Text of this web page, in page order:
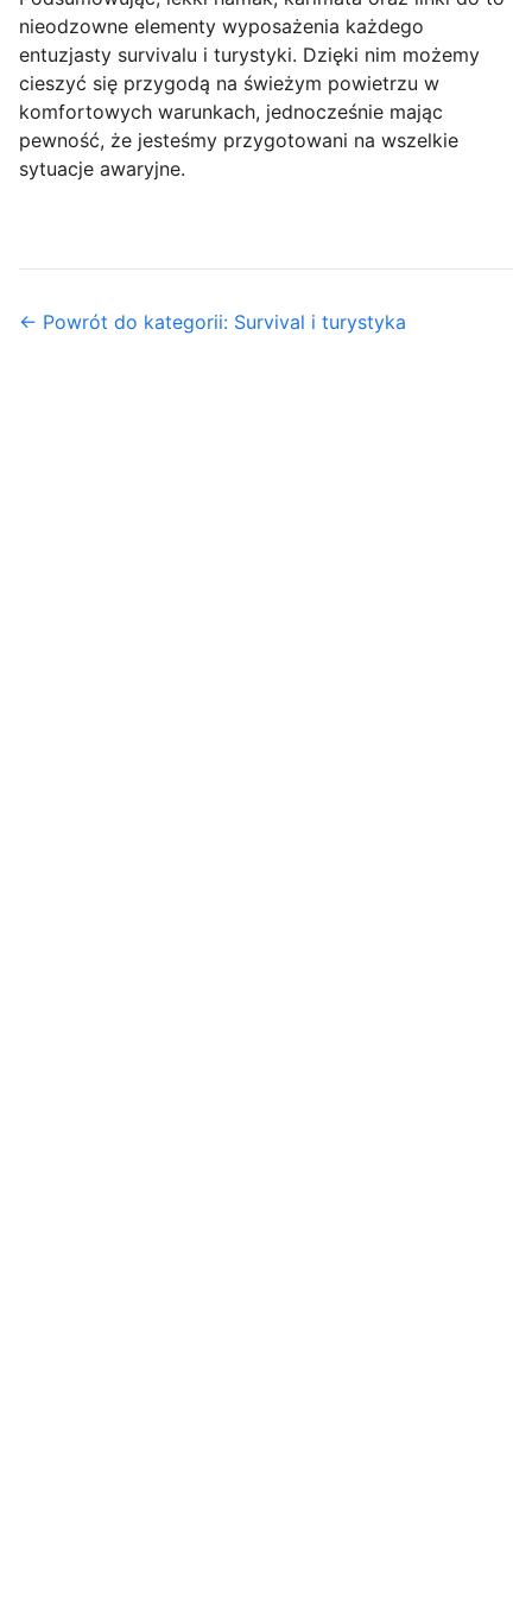
nieodzowne elementy wyposażenia każdego
entuzjasty survivalu i turystyki. Dzięki nim możemy
cieszyć się przygodą na świeżym powietrzu w
komfortowych warunkach, jednocześnie mając
pewność, że jesteśmy przygotowani na wszelkie
sytuacje awaryjne.
← Powrót do kategorii: Survival i turystyka